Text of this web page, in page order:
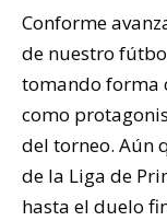
Conforme
de nuestro
tomando forma
como
del torneo. Aún
de la Liga de
hasta el duelo